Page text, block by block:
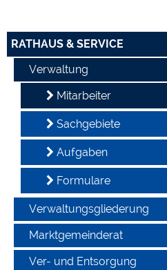
RATHAUS & SERVICE
Verwaltung
Mitarbeiter
Sachgebiete
Aufgaben
Formulare
Verwaltungsgliederung
Marktgemeinderat
Ver- und Entsorgung